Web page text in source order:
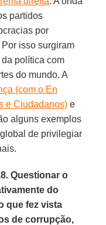
partidos
por
isso surgiram
política com
do mundo. A
(com o En
e Ciudadanos) e
alguns exemplos
de privilegiar
Questionar o
do
que fez vista
de corrupção,